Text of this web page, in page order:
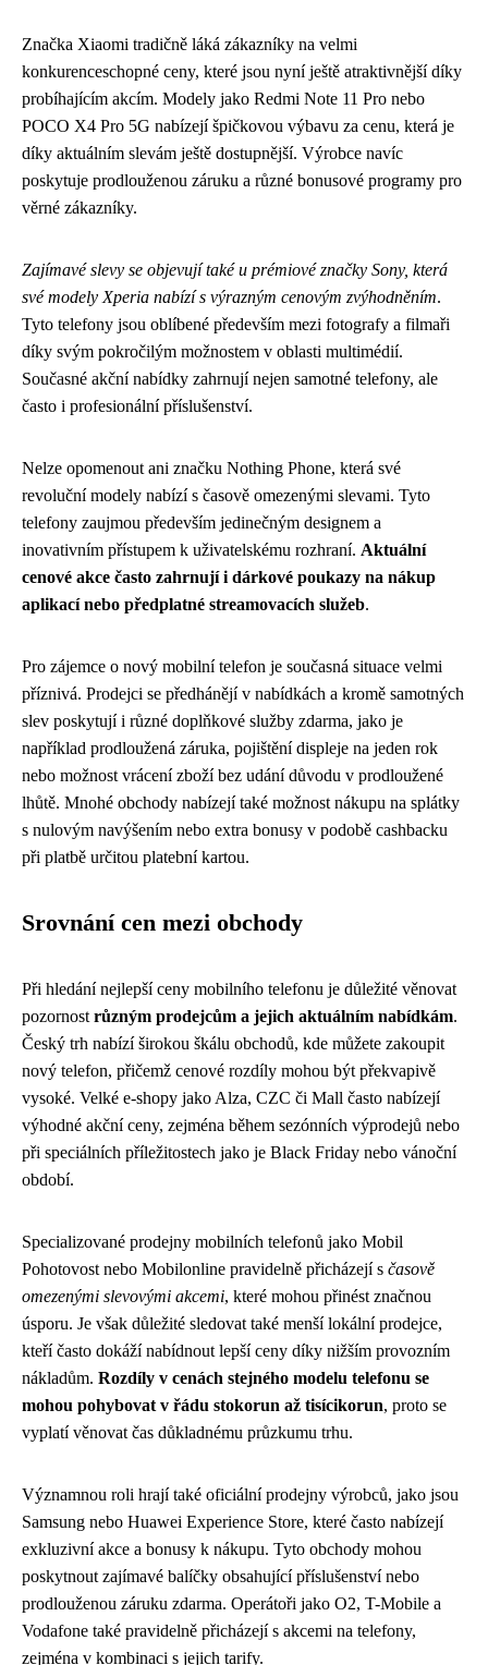
Značka Xiaomi tradičně láká zákazníky na velmi
konkurenceschopné ceny, které jsou nyní ještě atraktivnější díky
probíhajícím akcím. Modely jako Redmi Note 11 Pro nebo
POCO X4 Pro 5G nabízejí špičkovou výbavu za cenu, která je
díky aktuálním slevám ještě dostupnější. Výrobce navíc
poskytuje prodlouženou záruku a různé bonusové programy pro
věrné zákazníky.
Zajímavé slevy se objevují také u prémiové značky Sony, která
své modely Xperia nabízí s výrazným cenovým zvýhodněním.
Tyto telefony jsou oblíbené především mezi fotografy a filmaři
díky svým pokročilým možnostem v oblasti multimédií.
Současné akční nabídky zahrnují nejen samotné telefony, ale
často i profesionální příslušenství.
Nelze opomenout ani značku Nothing Phone, která své
revoluční modely nabízí s časově omezenými slevami. Tyto
telefony zaujmou především jedinečným designem a
inovativním přístupem k uživatelskému rozhraní. Aktuální
cenové akce často zahrnují i dárkové poukazy na nákup
aplikací nebo předplatné streamovacích služeb.
Pro zájemce o nový mobilní telefon je současná situace velmi
příznivá. Prodejci se předhánějí v nabídkách a kromě samotných
slev poskytují i různé doplňkové služby zdarma, jako je
například prodloužená záruka, pojištění displeje na jeden rok
nebo možnost vrácení zboží bez udání důvodu v prodloužené
lhůtě. Mnohé obchody nabízejí také možnost nákupu na splátky
s nulovým navýšením nebo extra bonusy v podobě cashbacku
při platbě určitou platební kartou.
Srovnání cen mezi obchody
Při hledání nejlepší ceny mobilního telefonu je důležité věnovat
pozornost různým prodejcům a jejich aktuálním nabídkám.
Český trh nabízí širokou škálu obchodů, kde můžete zakoupit
nový telefon, přičemž cenové rozdíly mohou být překvapivě
vysoké. Velké e-shopy jako Alza, CZC či Mall často nabízejí
výhodné akční ceny, zejména během sezónních výprodejů nebo
při speciálních příležitostech jako je Black Friday nebo vánoční
období.
Specializované prodejny mobilních telefonů jako Mobil
Pohotovost nebo Mobilonline pravidelně přicházejí s časově
omezenými slevovými akcemi, které mohou přinést značnou
úsporu. Je však důležité sledovat také menší lokální prodejce,
kteří často dokáží nabídnout lepší ceny díky nižším provozním
nákladům. Rozdíly v cenách stejného modelu telefonu se
mohou pohybovat v řádu stokorun až tisícikorun, proto se
vyplatí věnovat čas důkladnému průzkumu trhu.
Významnou roli hrají také oficiální prodejny výrobců, jako jsou
Samsung nebo Huawei Experience Store, které často nabízejí
exkluzivní akce a bonusy k nákupu. Tyto obchody mohou
poskytnout zajímavé balíčky obsahující příslušenství nebo
prodlouženou záruku zdarma. Operátoři jako O2, T-Mobile a
Vodafone také pravidelně přicházejí s akcemi na telefony,
zejména v kombinaci s jejich tarify.